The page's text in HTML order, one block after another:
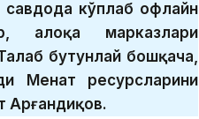
савдода кўплаб офлайн
алоқа марказлари
бутунлай бошқача,
Меҳнат ресурсларини
Арғандиқов.